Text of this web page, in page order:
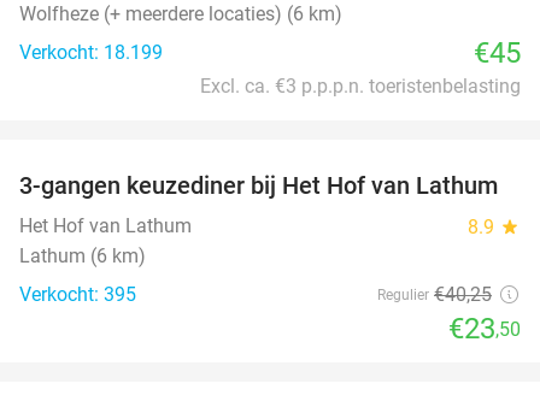
Wolfheze (+ meerdere locaties) (6 km)
Verkocht: 18.199
€45
Excl. ca. €3 p.p.p.n. toeristenbelasting
42%
3-gangen keuzediner bij Het Hof van Lathum
Het Hof van Lathum 8.9 star
Lathum (6 km)
Verkocht: 395
Regulier €40,25
€23,50